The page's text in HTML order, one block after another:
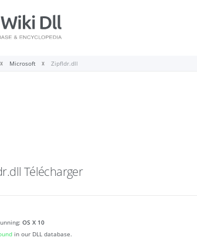
Microsoft Zipfldr.dll
Télécharger
OS X 10
in our DLL database.